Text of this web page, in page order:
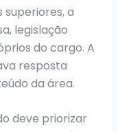
superiores, a
legislação
do cargo. A
resposta
da área.
deve priorizar